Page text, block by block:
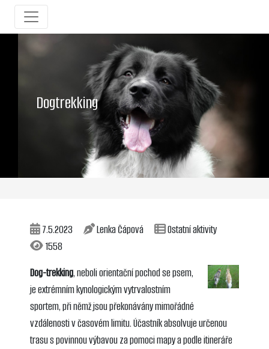
Dogtrekking
7.5.2023 Lenka Čápová
Ostatní aktivity
1558
Dog-trekking, neboli orientační pochod se psem,
je extrémním kynologickým vytrvalostním
sportem, při němž jsou překonávány mimořádné
vzdálenosti v časovém limitu. Účastník absolvuje určenou
trasu s povinnou výbavou za pomoci mapy a podle itineráře